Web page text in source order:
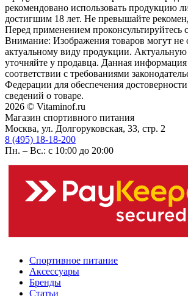
рекомендовано использовать продукцию
достигшим 18 лет. Не превышайте
Перед применением проконсультируйтесь
Внимание: Изображения товаров могут не
актуальному виду продукции.
уточняйте у продавца. Данная информация
соответствии с требованиями
Федерации для обеспечения
сведений о товаре.
2026 © Vitaminof.ru
Магазин спортивного питания
Москва, ул. Долгоруковская, 33, стр. 2
8 (495) 18-18-200
Пн. – Вс.: с 10:00 до 20:00
Спортивное питание
Аксессуары
Бренды
Статьи